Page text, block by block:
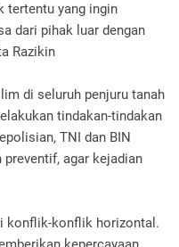
tertentu yang ingin
dari pihak luar dengan
Razikin
di seluruh penjuru tanah
tindakan-tindakan
TNI dan BIN
agar kejadian
konflik-konflik horizontal.